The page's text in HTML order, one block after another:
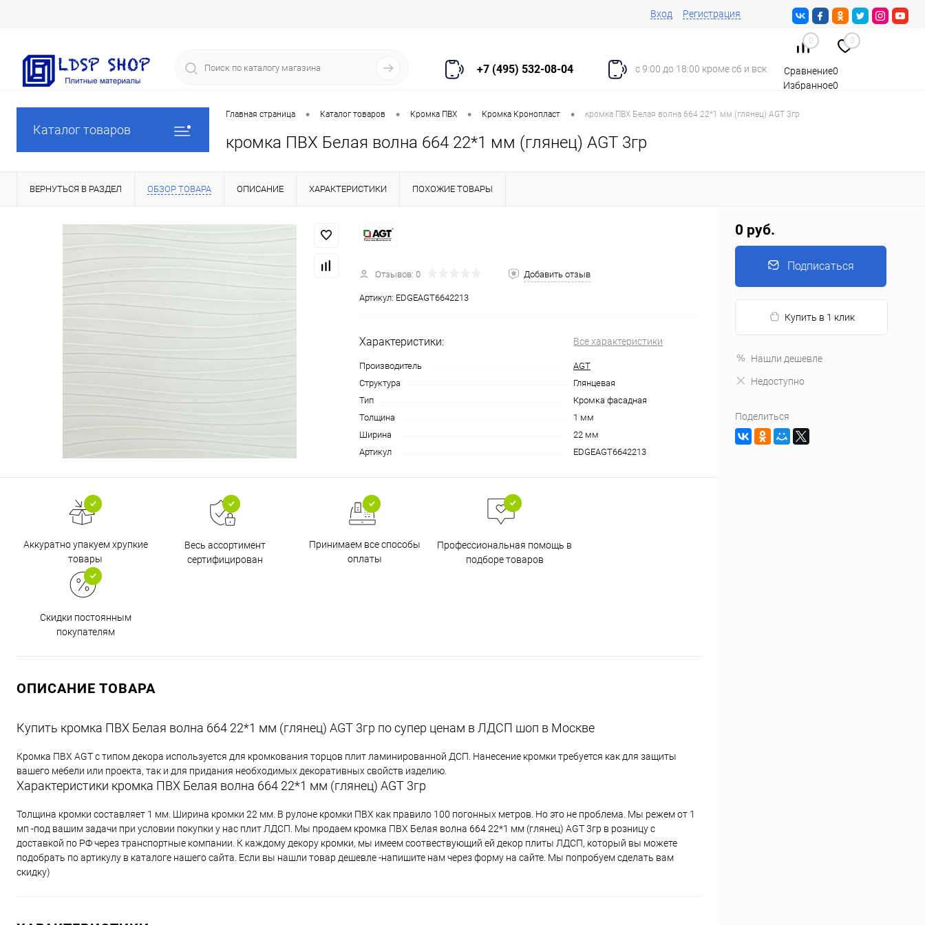
Вход Регистрация
+7 (495) 532-08-04 с 9:00 до 18:00 кроме сб и вск
0 0
Сравнение0
Избранное0
Каталог товаров
Главная страница • Каталог товаров • Кромка ПВХ • Кромка Кронопласт • кромка ПВХ Белая волна 664 22*1 мм (глянец) AGT 3гр
кромка ПВХ Белая волна 664 22*1 мм (глянец) AGT 3гр
ВЕРНУТЬСЯ В РАЗДЕЛ ОБЗОР ТОВАРА ОПИСАНИЕ ХАРАКТЕРИСТИКИ ПОХОЖИЕ ТОВАРЫ
Отзывов: 0 Добавить отзыв
Артикул: EDGEAGT6642213
Характеристики: Все характеристики
Производитель
AGT
Структура
Глянцевая
Тип
Кромка фасадная
Толщина
1 мм
Ширина
22 мм
Артикул
EDGEAGT6642213
Аккуратно упакуем хрупкие
товары
Весь ассортимент
сертифицирован
Принимаем все способы
оплаты
Профессиональная помощь в
подборе товаров
Скидки постоянным
покупателям
ОПИСАНИЕ ТОВАРА
Купить кромка ПВХ Белая волна 664 22*1 мм (глянец) AGT 3гр по супер ценам в ЛДСП шоп в Москве
Кромка ПВХ AGT с типом декора используется для кромкования торцов плит ламинированной ДСП. Нанесение кромки требуется как для защиты
вашего мебели или проекта, так и для придания необходимых декоративных свойств изделию.
Характеристики кромка ПВХ Белая волна 664 22*1 мм (глянец) AGT 3гр
Толщина кромки составляет 1 мм. Ширина кромки 22 мм. В рулоне кромки ПВХ как правило 100 погонных метров. Но это не проблема. Мы режем от 1
мп -под вашим задачи при условии покупки у нас плит ЛДСП. Мы продаем кромка ПВХ Белая волна 664 22*1 мм (глянец) AGT 3гр в розницу с
доставкой по РФ через транспортные компании. К каждому декору кромки, мы имеем соотвествующий ей декор плиты ЛДСП, который вы можете
подобрать по артикулу в каталоге нашего сайта. Если вы нашли товар дешевле -напишите нам через форму на сайте. Мы попробуем сделать вам
скидку)
0 руб.
Подписаться
Купить в 1 клик
Нашли дешевле
Недоступно
Поделиться